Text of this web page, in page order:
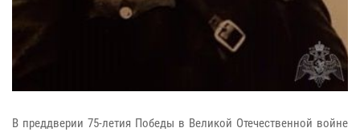
В преддверии 75-летия Победы в Великой Отечественной войне